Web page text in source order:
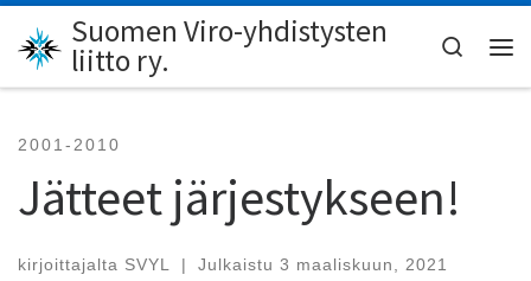
Skip to content
Suomen Viro-yhdistysten
liitto ry.
Search
2001-2010
Jätteet järjestykseen!
kirjoittajalta SVYL | Julkaistu 3 maaliskuun, 2021